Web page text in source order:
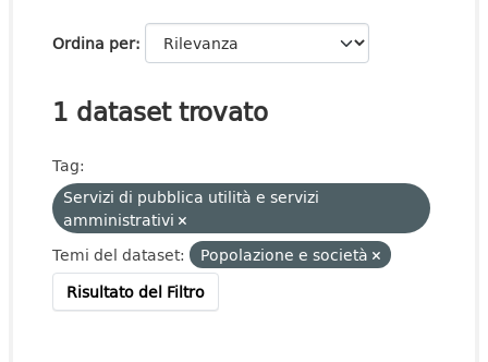
Ordina per
1 dataset trovato
Tag:
Servizi di pubblica utilità e servizi
amministrativi
Temi del dataset:
Popolazione e società
Risultato del Filtro